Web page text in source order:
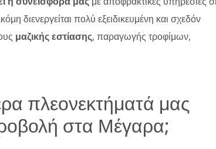
διενεργείται πολύ εξειδικευμένη και σχεδόν
μαζικής εστίασης, παραγωγής τροφίμων,
πλεονεκτήματά μας
στα Μέγαρα;